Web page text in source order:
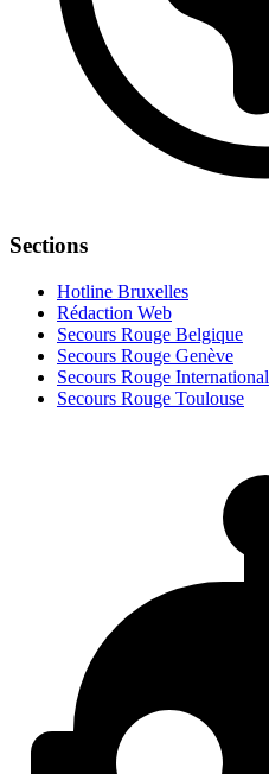
Sections
Hotline Bruxelles
Rédaction Web
Secours Rouge Belgique
Secours Rouge Genève
Secours Rouge International
Secours Rouge Toulouse